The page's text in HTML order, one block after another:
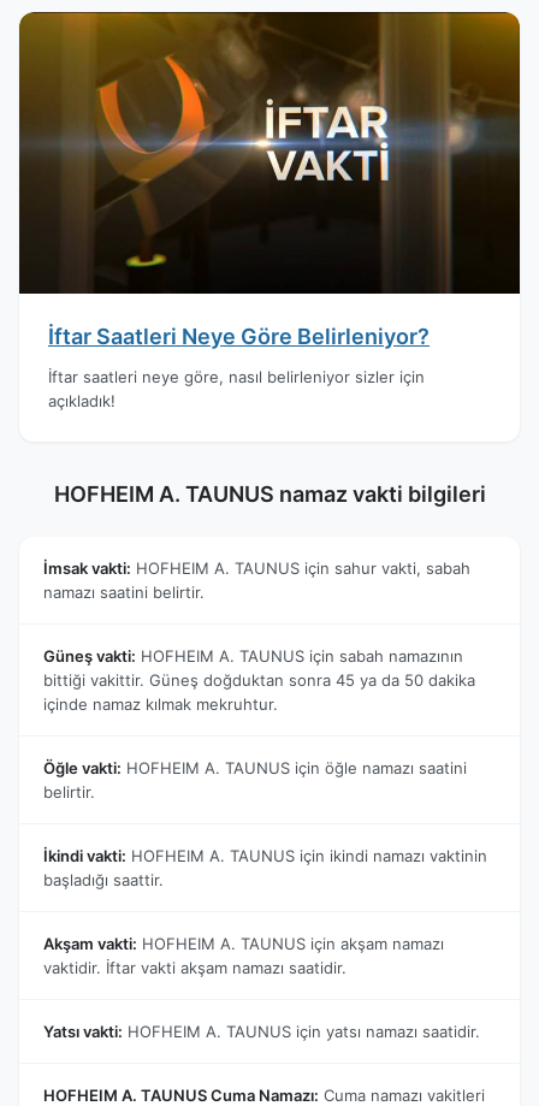
İftar Saatleri Neye Göre Belirleniyor?
İftar saatleri neye göre, nasıl belirleniyor sizler için
açıkladık!
HOFHEIM A. TAUNUS namaz vakti bilgileri
İmsak vakti: HOFHEIM A. TAUNUS için sahur vakti, sabah
namazı saatini belirtir.
Güneş vakti: HOFHEIM A. TAUNUS için sabah namazının
bittiği vakittir. Güneş doğduktan sonra 45 ya da 50 dakika
içinde namaz kılmak mekruhtur.
Öğle vakti: HOFHEIM A. TAUNUS için öğle namazı saatini
belirtir.
İkindi vakti: HOFHEIM A. TAUNUS için ikindi namazı vaktinin
başladığı saattir.
Akşam vakti: HOFHEIM A. TAUNUS için akşam namazı
vaktidir. İftar vakti akşam namazı saatidir.
Yatsı vakti: HOFHEIM A. TAUNUS için yatsı namazı saatidir.
HOFHEIM A. TAUNUS Cuma Namazı: Cuma namazı vakitleri